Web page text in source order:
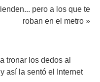
pero a los que te
roban en el metro »
tronar los dedos al
así la sentó el Internet